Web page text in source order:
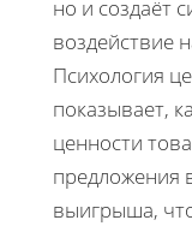
но и создаёт
воздействие
Психология
показывает,
ценности
выигрыша,